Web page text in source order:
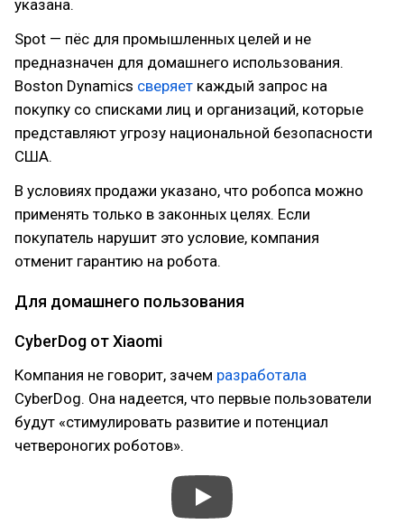
указана.
Spot — пёс для промышленных целей и не
предназначен для домашнего использования.
Boston Dynamics сверяет каждый запрос на
покупку со списками лиц и организаций, которые
представляют угрозу национальной безопасности
США.
В условиях продажи указано, что робопса можно
применять только в законных целях. Если
покупатель нарушит это условие, компания
отменит гарантию на робота.
Для домашнего пользования
CyberDog от Xiaomi
Компания не говорит, зачем разработала
CyberDog. Она надеется, что первые пользователи
будут «стимулировать развитие и потенциал
четвероногих роботов».